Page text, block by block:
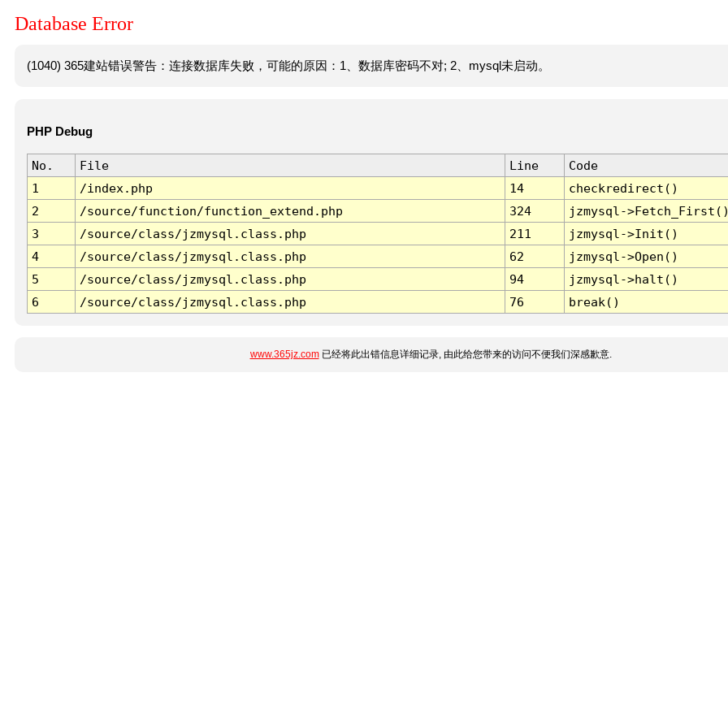
Database Error
(1040) 365建站错误警告：连接数据库失败，可能的原因：1、数据库密码不对; 2、mysql未启动。
PHP Debug
No. File Line
Code
1
/index.php 14
checkredirect()
2
/source/function/function_extend.php 324
jzmysql-
3
/source/class/jzmysql.class.php 211
jzmysql->Init()
4
/source/class/jzmysql.class.php 62
jzmysql->Open()
5
/source/class/jzmysql.class.php 94
jzmysql->halt()
6
/source/class/jzmysql.class.php 76 break()
www.365jz.com已经将此出错信息详细记录, 由此给您带来的访问不便我们深感歉意.